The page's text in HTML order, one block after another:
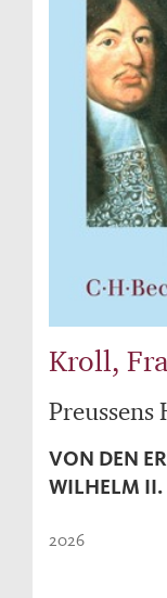
Kroll,
Preussens
VON DEN
WILHELM II.
2026